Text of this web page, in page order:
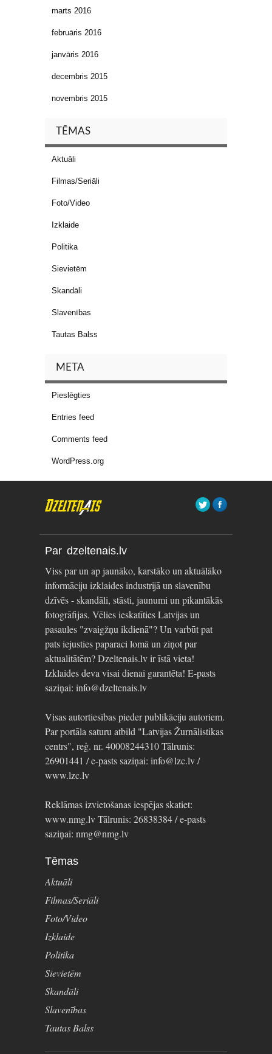
marts 2016
februāris 2016
janvāris 2016
decembris 2015
novembris 2015
TĒMAS
Aktuāli
Filmas/Seriāli
Foto/Video
Izklaide
Politika
Sievietēm
Skandāli
Slavenības
Tautas Balss
META
Pieslēgties
Entries feed
Comments feed
WordPress.org
Par dzeltenais.lv
Viss par un ap jaunāko, karstāko un aktuālāko
informāciju izklaides industrijā un slavenību
dzīvēs - skandāli, stāsti, jaunumi un pikantākās
fotogrāfijas. Vēlies ieskatīties Latvijas un
pasaules "zvaigžņu ikdienā"? Un varbūt pat
pats iejusties paparaci lomā un ziņot par
aktualitātēm? Dzeltenais.lv ir īstā vieta!
Izklaides deva visai dienai garantēta! E-pasts
saziņai: info@dzeltenais.lv
Visas autortiesības pieder publikāciju autoriem.
Par portāla saturu atbild "Latvijas Žurnālistikas
centrs", reģ. nr. 40008244310 Tālrunis:
26901441 / e-pasts saziņai: info@lzc.lv /
www.lzc.lv
Reklāmas izvietošanas iespējas skatiet:
www.nmg.lv Tālrunis: 26838384 / e-pasts
saziņai: nmg@nmg.lv
Tēmas
Aktuāli
Filmas/Seriāli
Foto/Video
Izklaide
Politika
Sievietēm
Skandāli
Slavenības
Tautas Balss